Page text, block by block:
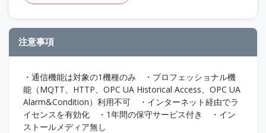
注意事項
・通信機能は対象の1機種のみ ・プロフェッショナル機
能（MQTT、HTTP、OPC UA Historical Access、OPC UA
Alarm&Condition）利用不可 ・インターネット経由でラ
イセンスを有効化 ・1年間の保守サービス付き ・イン
ストールメディア無し